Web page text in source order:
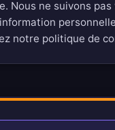
Nous ne suivons
notre politique de